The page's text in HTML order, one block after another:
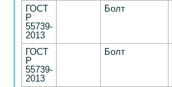
ГОСТ
Р
55739-
2013
Болт
ГОСТ
Р
55739-
2013
Болт